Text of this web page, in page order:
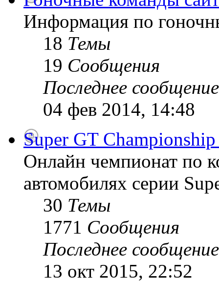
Информация по
18 Темы
19 Сообщения
Последнее сообщение
04 фев 2014, 14:48
Super GT
Онлайн чемпионат по
автомобилях серии
30 Темы
1771 Сообщения
Последнее сообщение
13 окт 2015, 22:52